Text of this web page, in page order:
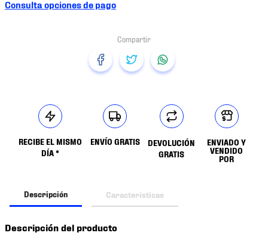
Consulta opciones de pago
RECIBE EL MISMO
DÍA *
ENVÍO GRATIS
DEVOLUCIÓN
GRATIS
ENVIADO Y
VENDIDO
POR
Descripción Características
Descripción del producto